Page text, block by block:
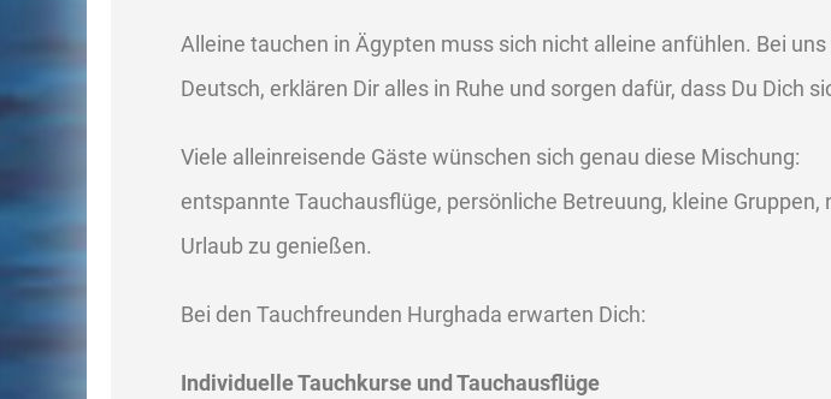
Alleine tauchen in Ägypten muss sich nicht alleine anfühlen. Bei
Deutsch, erklären Dir alles in Ruhe und sorgen dafür, dass Du Dich
Viele alleinreisende Gäste wünschen sich genau diese Mischung:
entspannte Tauchausflüge, persönliche Betreuung, kleine
Urlaub zu genießen.
Bei den Tauchfreunden Hurghada erwarten Dich:
Individuelle Tauchkurse und Tauchausflüge